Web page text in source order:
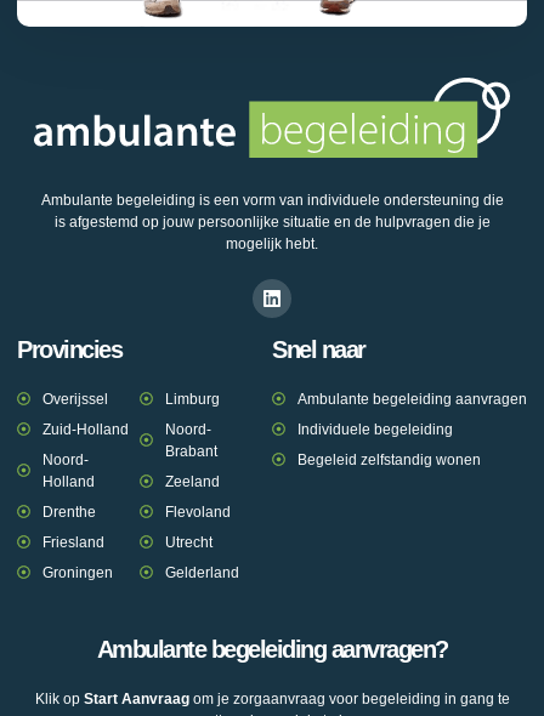
Ambulante begeleiding is een vorm van individuele ondersteuning die
is afgestemd op jouw persoonlijke situatie en de hulpvragen die je
mogelijk hebt.
Provincies
Overijssel
Zuid-Holland
Noord-
Holland
Drenthe
Friesland
Groningen
Limburg
Noord-
Brabant
Zeeland
Flevoland
Utrecht
Gelderland
Snel naar
Ambulante begeleiding aanvragen
Individuele begeleiding
Begeleid zelfstandig wonen
Ambulante begeleiding aanvragen?
Klik op Start Aanvraagom je zorgaanvraag voor begeleiding in gang te